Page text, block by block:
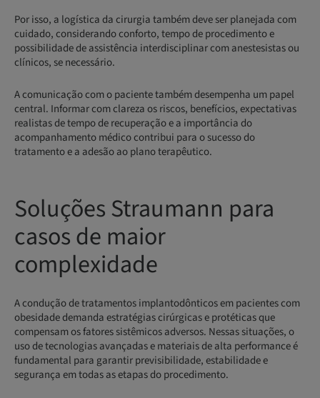
Por isso, a logística da cirurgia também deve ser planejada com
cuidado, considerando conforto, tempo de procedimento e
possibilidade de assistência interdisciplinar com anestesistas ou
clínicos, se necessário.
A comunicação com o paciente também desempenha um papel
central. Informar com clareza os riscos, benefícios, expectativas
realistas de tempo de recuperação e a importância do
acompanhamento médico contribui para o sucesso do
tratamento e a adesão ao plano terapêutico.
Soluções Straumann para
casos de maior
complexidade
A condução de tratamentos implantodônticos em pacientes com
obesidade demanda estratégias cirúrgicas e protéticas que
compensam os fatores sistêmicos adversos. Nessas situações, o
uso de tecnologias avançadas e materiais de alta performance é
fundamental para garantir previsibilidade, estabilidade e
segurança em todas as etapas do procedimento.